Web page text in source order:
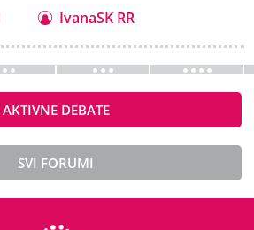
IvanaSK RR
AKTIVNE DEBATE
SVI FORUMI